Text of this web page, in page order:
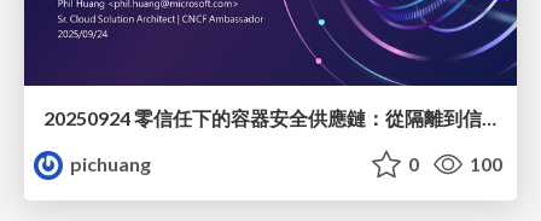
20250924 零信任下的容器安全供應鏈：從隔離到信任
pichuang
0 100